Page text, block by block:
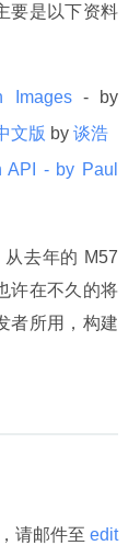
要是以下资料
Images - by
文版 by 谈浩
API - by Paul
去年的 M57
许在不久的将
者所用，构建
请邮件至 edit